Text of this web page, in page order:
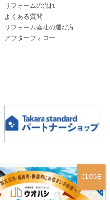
リフォームの流れ
よくある質問
リフォーム会社の選び方
アフターフォロー